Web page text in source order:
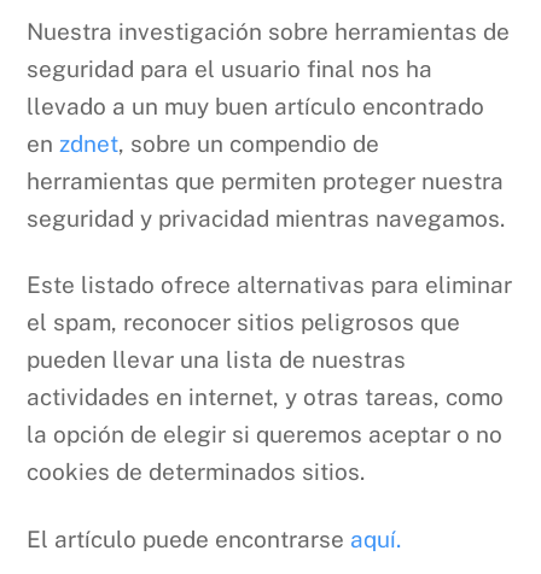
Nuestra investigación sobre herramientas de
seguridad para el usuario final nos ha
llevado a un muy buen artículo encontrado
en zdnet, sobre un compendio de
herramientas que permiten proteger nuestra
seguridad y privacidad mientras navegamos.
Este listado ofrece alternativas para eliminar
el spam, reconocer sitios peligrosos que
pueden llevar una lista de nuestras
actividades en internet, y otras tareas, como
la opción de elegir si queremos aceptar o no
cookies de determinados sitios.
El artículo puede encontrarse aquí.